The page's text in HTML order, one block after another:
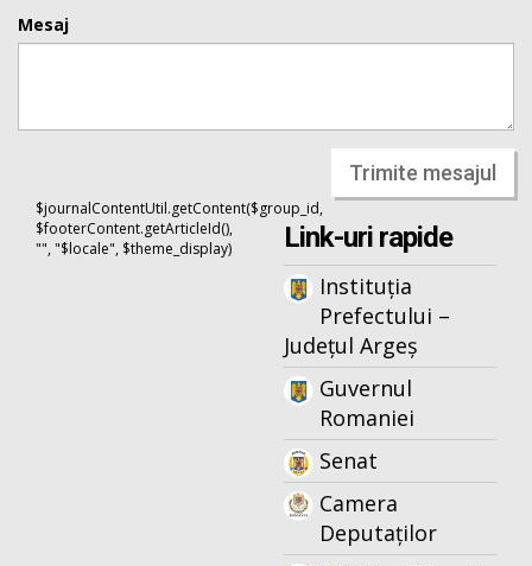
Mesaj
Trimite mesajul
$journalContentUtil.getContent($group_id,
$footerContent.getArticleId(),
"", "$locale", $theme_display)
Link-uri rapide
Instituția
Prefectului –
Județul Argeș
Guvernul
Romaniei
Senat
Camera
Deputaților